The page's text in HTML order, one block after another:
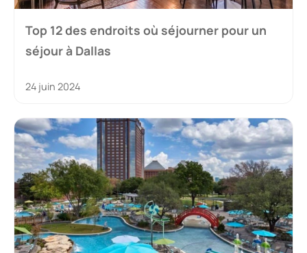
Top 12 des endroits où séjourner pour un
séjour à Dallas
24 juin 2024